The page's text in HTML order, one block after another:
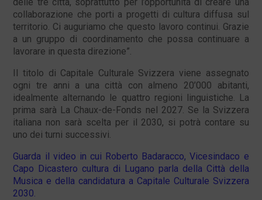
delle tre città, soprattutto per l’opportunità di creare una
collaborazione che porti a progetti di cultura diffusa sul
territorio. Ci auguriamo che questo lavoro continui. Grazie
a un gruppo di coordinamento che possa continuare a
lavorare in questa direzione”.
Il titolo di Capitale Culturale Svizzera viene assegnato
ogni tre anni a una città con almeno 20’000 abitanti,
idealmente alternando le quattro regioni linguistiche. La
prima sarà La Chaux-de-Fonds nel 2027. Se la Svizzera
italiana non sarà scelta per il 2030, si potrà contare su
uno dei turni successivi.
Guarda il video in cui Roberto Badaracco, Vicesindaco e
Capo Dicastero cultura di Lugano parla della Città della
Musica e della candidatura a Capitale Culturale Svizzera
2030.